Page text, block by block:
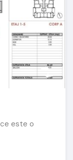
este o